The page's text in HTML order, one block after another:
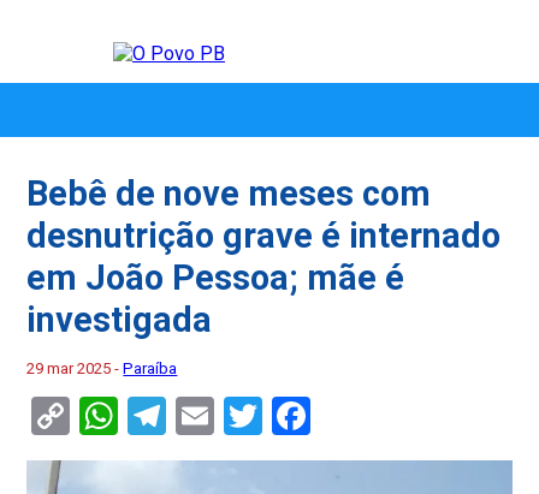
Bebê de nove meses com
desnutrição grave é internado
em João Pessoa; mãe é
investigada
29 mar 2025 -Paraíba
Copy
Link
WhatsApp
Telegram
EmailTwitter